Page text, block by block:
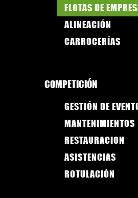
FLOTAS DE
ALINEACIÓN
CARROCERÍAS
COMPETICIÓN
GESTIÓN DE
MANTENIMIENTOS
RESTAURACION
ASISTENCIAS
ROTULACIÓN